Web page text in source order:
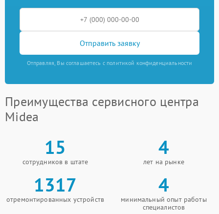
Отправить заявку
Отправляя, Вы соглашаетесь с политикой конфиденциальности
Преимущества сервисного центра
Midea
15
сотрудников в штате
4
лет на рынке
1317
отремонтированных устройств
4
минимальный опыт работы
специалистов